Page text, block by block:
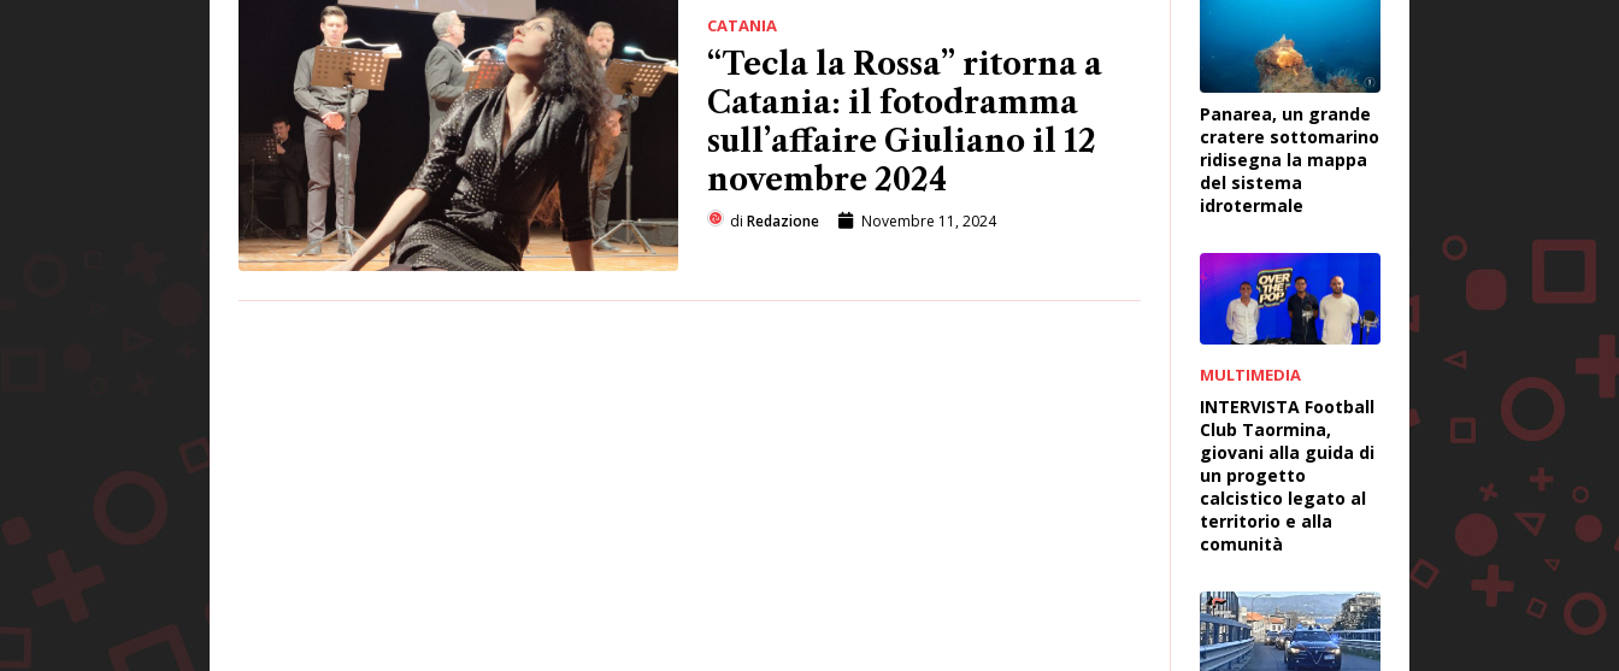
CATANIA
“Tecla la Rossa” ritorna a
Catania: il fotodramma
sull’affaire Giuliano il 12
novembre 2024
di Redazione Novembre 11, 2024
Panarea, un grande
cratere sottomarino
ridisegna la mappa
del sistema
idrotermale
MULTIMEDIA
INTERVISTA Football
Club Taormina,
giovani alla guida di
un progetto
calcistico legato al
territorio e alla
comunità